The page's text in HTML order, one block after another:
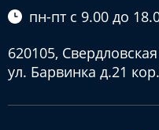
пн-пт с 9.00 до
620105,
ул. Барвинка д.21